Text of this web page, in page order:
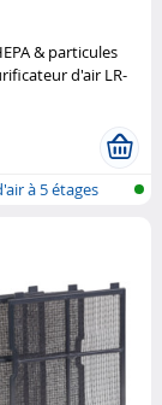
& particules
d'air LR-
à 5 étages